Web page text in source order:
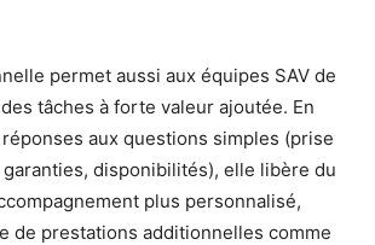
permet aussi aux équipes SAV de
tâches à forte valeur ajoutée. En
aux questions simples (prise
disponibilités), elle libère du
plus personnalisé,
de prestations additionnelles comme